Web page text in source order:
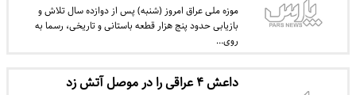
موزه ملی عراق امروز (شنبه) پس از دوازده سال تلاش و
بازیابی حدود پنج هزار قطعه باستانی و تاریخی، رسما به
روی…
داعش ۴ عراقی را در موصل آتش زد